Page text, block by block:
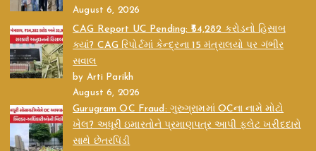
August 6, 2026
CAG Report UC Pending: ₹54,282 કરોડનો હિસાબ
ક્યાં? CAG રિપોર્ટમાં કેન્દ્રના 15 મંત્રાલયો પર ગંભીર
સવાલ
by Arti Parikh
August 6, 2026
Gurugram OC Fraud: ગુરુગ્રામમાં OCના નામે મોટો
ખેલ? અધૂરી ઇમારતોને પ્રમાણપત્ર આપી ફ્લેટ ખરીદદારો
સાથે છેતરપિંડી